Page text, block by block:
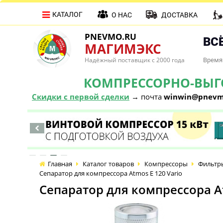
PNEVMO.RU
МАГИМЭКС
Надёжный поставщик с 2000 года
КОМПРЕССОРНО-
Скидки с первой сделки → почта
КАТАЛОГ О НАС ДОСТАВКА
Главная Каталог товаров Компрессоры
Сепаратор для компрессора Atmos E 120 Vario
Сепаратор для компрессора